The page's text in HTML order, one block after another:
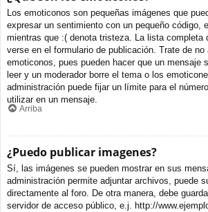
Los emoticonos son pequeñas imágenes que
expresar un sentimiento con un pequeño código,
mientras que :( denota tristeza. La lista completa
verse en el formulario de publicación. Trate de no
emoticonos, pues pueden hacer que un mensaje
leer y un moderador borre el tema o los
administración puede fijar un límite para el
utilizar en un mensaje.
Arriba
¿Puedo publicar imagenes?
Sí, las imágenes se pueden mostrar en sus
administración permite adjuntar archivos, puede
directamente al foro. De otra manera, debe
servidor de acceso público, e.j. http://